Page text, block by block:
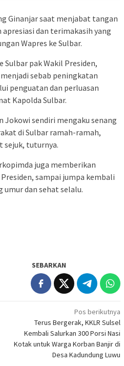
Ginanjar saat menjabat tangan
dan terimakasih yang
Wapres ke Sulbar.
Sulbar pak Wakil Presiden,
sebab peningkatan
penguatan dan perluasan
Kapolda Sulbar.
Jokowi sendiri mengaku senang
di Sulbar ramah-ramah,
sejuk, tuturnya.
juga memberikan
sampai jumpa kembali
umur dan sehat selalu.
SEBARKAN
Pos berikutnya
Terus Bergerak, KKLR Sulsel
Kembali Salurkan 300 Porsi Nasi
Kotak untuk Warga Korban Banjir di
Desa Kadundung Luwu